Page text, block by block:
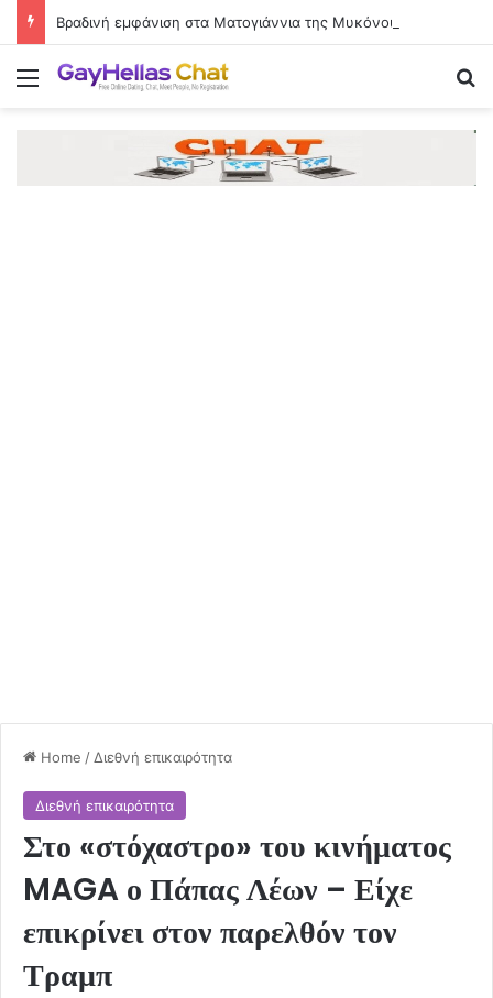
Menu
Home / Διεθνή επικαιρότητα
Διεθνή επικαιρότητα
Στο «στόχαστρο» του κινήματος
MAGA ο Πάπας Λέων – Είχε
επικρίνει στον παρελθόν τον
Τραμπ